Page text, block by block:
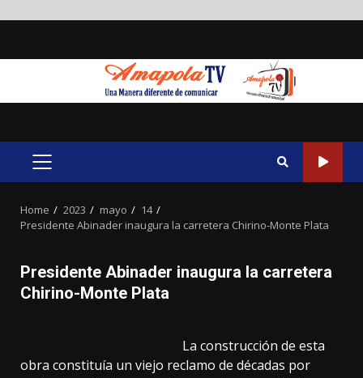
PRIMARY
Home 2023 mayo
14
Presidente Abinader inaugura la carretera Chirino-Monte Plata
Presidente Abinader inaugura la carretera
Chirino-Monte Plata
La construcción de esta
obra constituía un viejo reclamo de décadas por